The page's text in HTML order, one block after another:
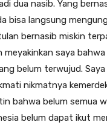
dua nasib. Yang
bisa langsung
bernasib miskin
meyakinkan saya
belum terwujud.
nikmatnya
bahwa belum semua
belum dapat ikut